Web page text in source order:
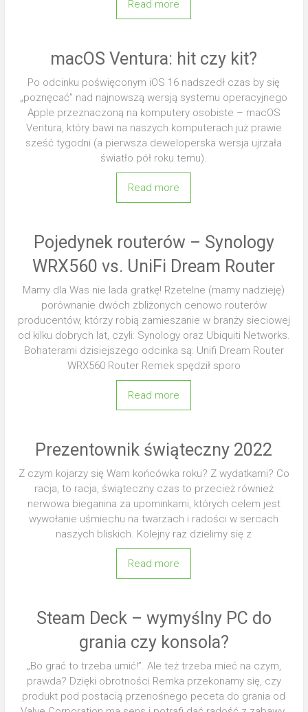
Read more
macOS Ventura: hit czy kit?
Po odcinku poświęconym iOS 16 nadszedł czas by się
„poznęcać” nad najnowszą wersją systemu operacyjnego
Apple przeznaczoną na komputery osobiste – macOS
Ventura, który bawi na naszych komputerach już prawie
sześć tygodni (a pierwsza deweloperska wersja ujrzała
światło pół roku temu).
Read more
Pojedynek routerów – Synology
WRX560 vs. UniFi Dream Router
Mamy dla Was nie lada gratkę! Rzetelne (mamy nadzieję)
porównanie dwóch zbliżonych cenowo routerów
producentów, którzy robią zamieszanie w branży sieciowej
od kilku dobrych lat, czyli: Synology oraz Ubiquiti Networks.
Bohaterami dzisiejszego odcinka są: Unifi Dream Router
WRX560 Router Remek spędził sporo
Read more
Prezentownik świąteczny 2022
Z czym kojarzy się Wam końcówka roku? Z wydatkami? Co
racja, to racja, świąteczny czas to przecież również
nerwowa bieganina za upominkami, których celem jest
wywołanie uśmiechu na twarzach i radości w sercach
naszych bliskich. Kolejny raz dzielimy się z
Read more
Steam Deck – wymyślny PC do
grania czy konsola?
„Bo grać to trzeba umić!”. Ale też trzeba mieć na czym,
prawda? Dzięki obrotności Remka przekonamy się, czy
produkt pod postacią przenośnego peceta do grania od